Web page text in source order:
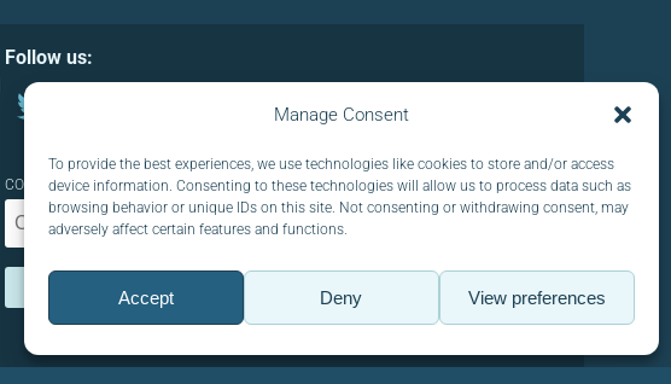
Manage Consent
To provide the best experiences, we use technologies like cookies to store and/or access
device information. Consenting to these technologies will allow us to process data such as
browsing behavior or unique IDs on this site. Not consenting or withdrawing consent, may
adversely affect certain features and functions.
Accept Deny View preferences
Follow us:
CORREO ELECTRÓNICO :